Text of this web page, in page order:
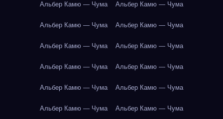
Альбер Камю — Чума Альбер Камю — Чума
Альбер Камю — Чума Альбер Камю — Чума
Альбер Камю — Чума Альбер Камю — Чума
Альбер Камю — Чума Альбер Камю — Чума
Альбер Камю — Чума Альбер Камю — Чума
Альбер Камю — Чума Альбер Камю — Чума